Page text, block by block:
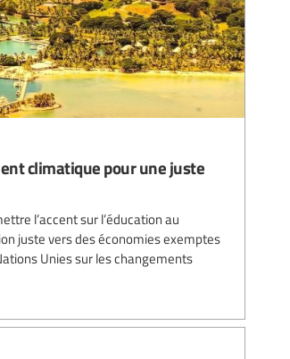
climatique pour une juste
l’accent sur l’éducation au
juste vers des économies exemptes
Unies sur les changements